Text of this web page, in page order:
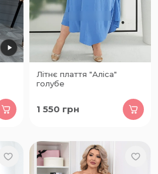
Літнє плаття "Аліса"
голубе
1 550 грн